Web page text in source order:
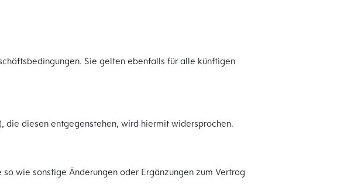
Sie gelten ebenfalls für alle künftigen
die diesen entgegenstehen, wird hiermit widersprochen.
wie sonstige Änderungen oder Ergänzungen zum Vertrag